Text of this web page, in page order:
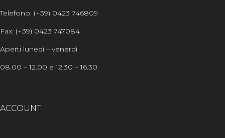
Telefono: (+39) 0423 746809
Fax: (+39) 0423 747084
Aperti lunedì – venerdì
08.00 – 12.00 e 12.30 – 16.30
ACCOUNT